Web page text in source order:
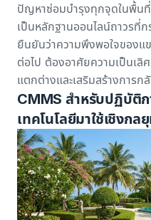
ปัญหาซ่อมบำรุงทุกจุดในพื้น
เป็นหลักฐานออนไลน์ถาวรที่
ยืนยันว่าความพึงพอใจของแ
ต่อไป ต้องอาศัยความเป็นเลิ
แตกต่างและเสริมสร้างการก
CMMS สำหรับปฏิบัติก
เทคโนโลยีมาใช้เชิงกล